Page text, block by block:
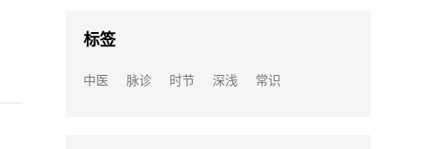
标签
中医 脉诊 时节 深浅 常识